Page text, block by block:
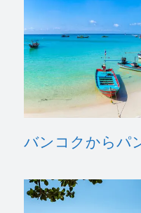
バンコクからパ